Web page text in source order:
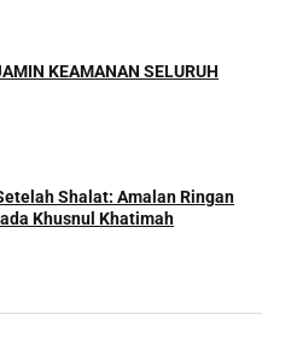
KEAMANAN SELURUH
Shalat: Amalan Ringan
Khusnul Khatimah